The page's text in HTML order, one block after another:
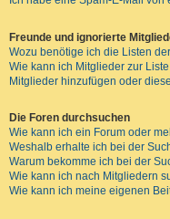
Freunde und ignorierte
Wozu benötige ich die Listen
Wie kann ich Mitglieder zur
Mitglieder hinzufügen oder
Die Foren durchsuchen
Wie kann ich ein Forum oder
Weshalb erhalte ich bei der
Warum bekomme ich bei der
Wie kann ich nach Mitgliedern
Wie kann ich meine eigenen